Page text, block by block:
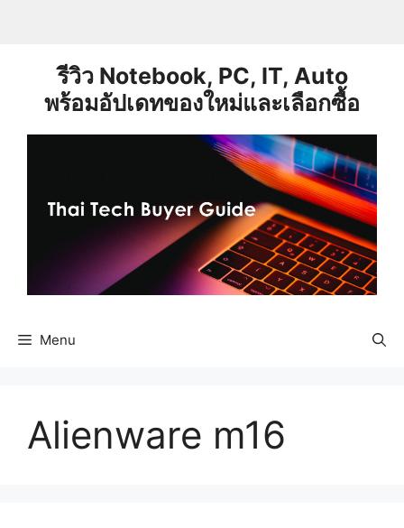
รีวิว Notebook, PC, IT, Auto
พร้อมอัปเดทของใหม่และเลือกซื้อ
Menu
Alienware m16